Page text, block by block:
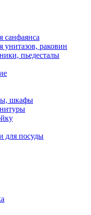
санфаянса
унитазов, раковин
пьедесталы
шкафы
для посуды